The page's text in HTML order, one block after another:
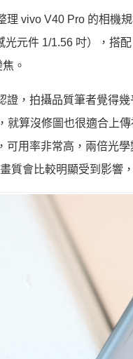
理 vivo V40 Pro 的相機
光元件 1/1.56 吋），搭
。
證，拍攝品質筆者覺得
就算沒修圖也很適合上
可用率非常高，兩倍光
質會比較明顯受到影響